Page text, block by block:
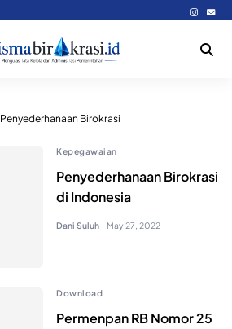
Penyederhanaan Birokrasi
Kepegawaian
Penyederhanaan Birokrasi
di Indonesia
Dani Suluh | May 27, 2022
Download
Permenpan RB Nomor 25